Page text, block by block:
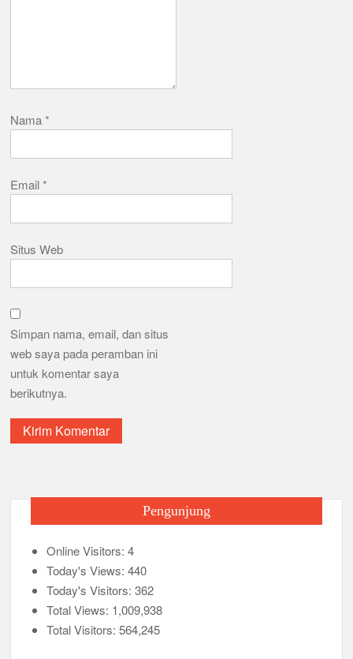
Nama*
Email*
Situs Web
Simpan nama, email, dan situs
web saya pada peramban ini
untuk komentar saya
berikutnya.
Pengunjung
Online Visitors:4
Today's Views:440
Today's Visitors:362
Total Views: 1,009,938
Total Visitors:564,245